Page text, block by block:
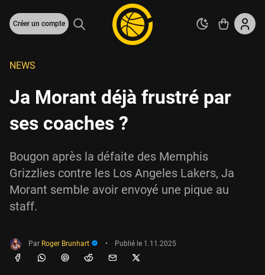
Créer un compte
NEWS
Ja Morant déjà frustré par
ses coaches ?
Bougon après la défaite des Memphis
Grizzlies contre les Los Angeles Lakers, Ja
Morant semble avoir envoyé une pique au
staff.
Par Roger Brunhart • Publié le 1.11.2025